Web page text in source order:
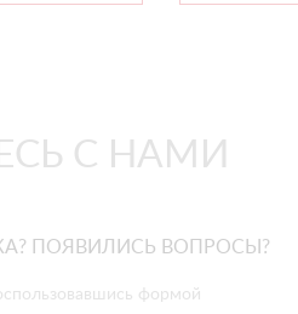
С НАМИ
ПОЯВИЛИСЬ ВОПРОСЫ?
формой